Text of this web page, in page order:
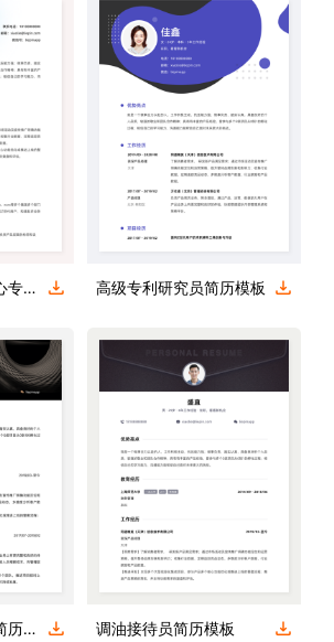
雪茄烟技术创新中心专家简历模板 高级专利研究员简历模板
俄罗斯销售负责人简历模板 调油接待员简历模板